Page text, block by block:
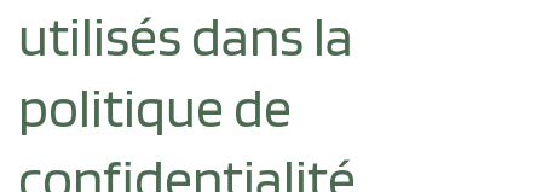
utilisés dans la
politique de
confidentialité